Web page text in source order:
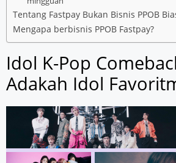
Tentang Fastpay Bukan Bisnis PPOB
Mengapa berbisnis PPOB Fastpay?
Idol K-Pop
Adakah Idol